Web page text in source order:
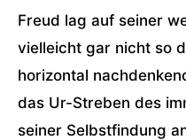
Freud lag auf seiner
vielleicht gar nicht so
horizontal
das Ur-Streben des
seiner Selbstfindung